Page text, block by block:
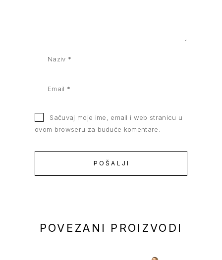
Sačuvaj moje ime, email i web stranicu u
ovom browseru za buduće komentare.
POVEZANI PROIZVODI